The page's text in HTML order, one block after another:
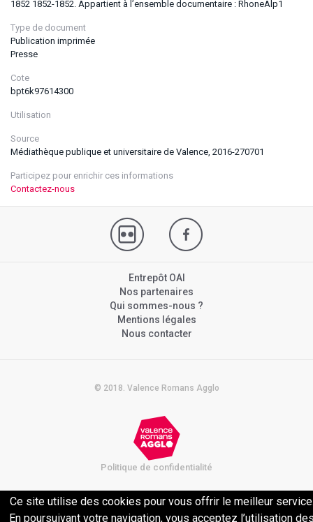
1852 1852-1852. Appartient à l’ensemble documentaire : RhoneAlp1
Type de document
Publication imprimée
Presse
Cote
bpt6k97614300
Utilisation
Source
Médiathèque publique et universitaire de Valence, 2016-270701
Participez pour enrichir ces informations
Contactez-nous
Entrepôt OAI
Nos partenaires
Qui sommes-nous ?
Mentions légales
Nous contacter
© 2018. Valence Romans Agglo
Politique de confidentialité
Ce site utilise des cookies pour vous offrir le meilleur
En poursuivant votre navigation, vous acceptez l’utilisation